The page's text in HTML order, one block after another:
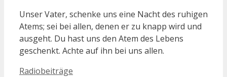
Unser Vater, schenke uns eine Nacht des ruhigen
Atems; sei bei allen, denen er zu knapp wird und
ausgeht. Du hast uns den Atem des Lebens
geschenkt. Achte auf ihn bei uns allen.
Kategorien
Radiobeiträge